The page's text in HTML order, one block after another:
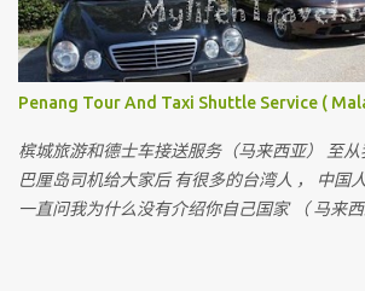
的。 就比如我到了 Doha ， Priority Pass 只有
Dragon Pass 是最多， 有 7 家选择，甚至包括
Priority Pass 是最差， 其实不是。 就看你前
果这三张卡全部都有是最好。。。 可以先去按
用餐后还可以开个私人房间休息。 长时间转机
的贵宾室。 至于要如何申请到这些国外被公
Dragon pass 我之前分享过， 而且还是免年费
Penang Tour And Taxi Shuttle Service (
槟城旅游和德士车接送服务（马来西亚） 至从
巴厘岛司机给大家后 有很多的台湾人 ， 中国
一直问我为什么没有介绍你自己国家 （ 马来